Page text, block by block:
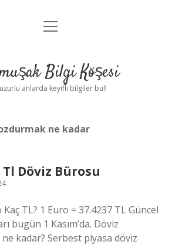
Anasayfa
Yasal Uyarı
menüyü
Bilgi Köşesi
anlarda keyifli bilgiler bul!
ne kadar
Tl Döviz Bürosu
TL? 1 Euro = 37.4237 TL Güncel
bugün 1 Kasım’da. Döviz
kadar? Serbest piyasa döviz